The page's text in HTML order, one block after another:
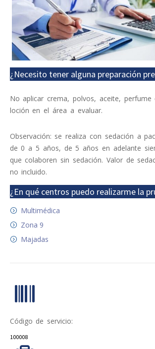
¿Necesito tener alguna preparación
No aplicar crema, polvos, aceite, perfume
loción en el área a evaluar.
Observación: se realiza con sedación a
de 0 a 5 años, de 5 años en adelante
que colaboren sin sedación. Valor de
no incluido.
¿En qué centros puedo realizarme la
Multimédica
Zona 9
Majadas
Código de servicio:
100008